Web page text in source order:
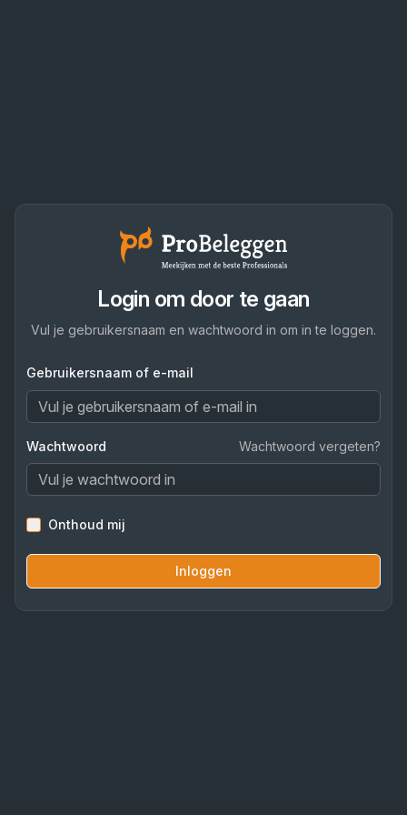
Login om door te gaan
Vul je gebruikersnaam en wachtwoord in om in te loggen.
Gebruikersnaam of e-mail
Wachtwoord Wachtwoord vergeten?
Onthoud mij
Inloggen